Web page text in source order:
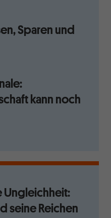
Sparen und
kann noch
Ungleichheit:
seine Reichen